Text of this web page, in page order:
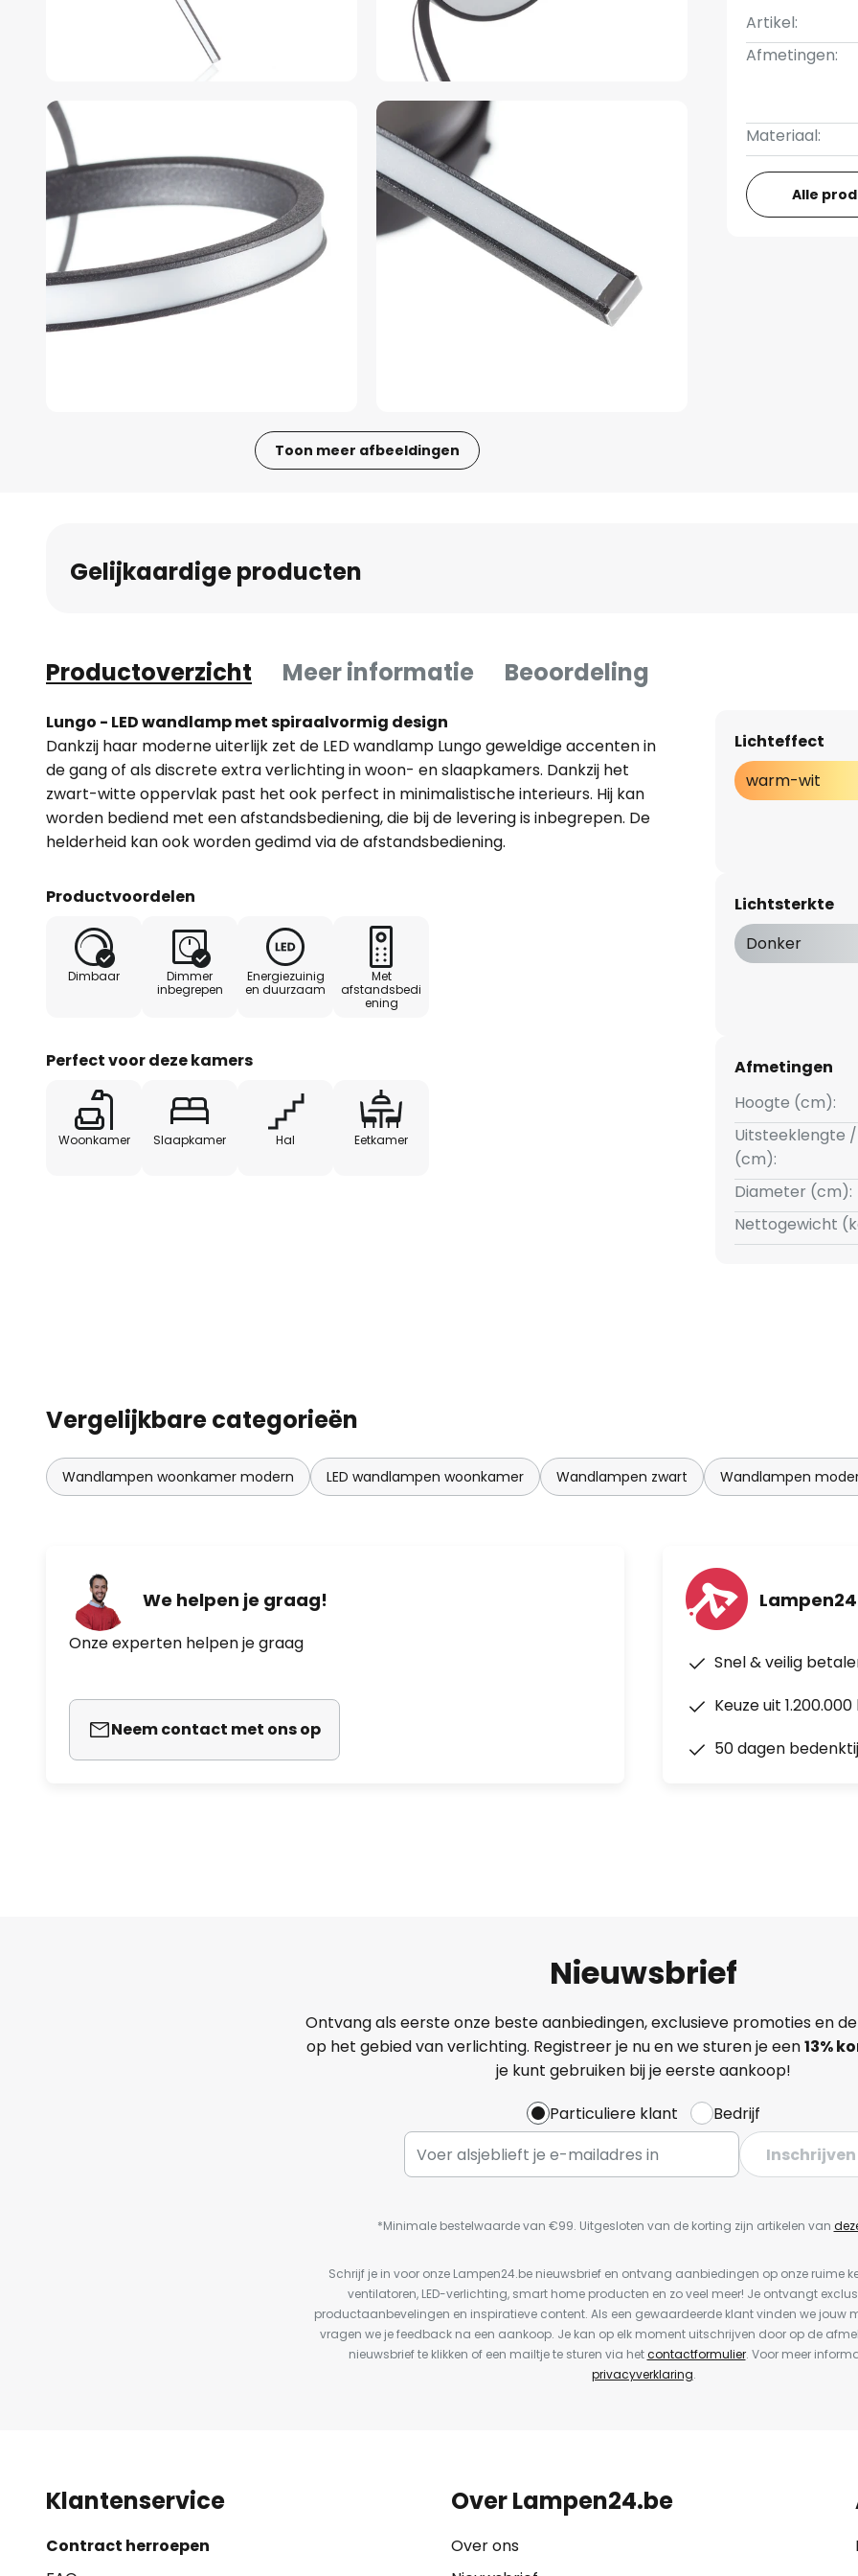
Toon meer afbeeldingen
van
Artikel:
Afmetingen:
Materiaal:
Alle
Gelijkaardige producten
Productoverzicht Meer informatie Beoordeling
Lungo - LED wandlamp met spiraalvormig design
Dankzij haar moderne uiterlijk zet de LED wandlamp Lungo geweldige accenten in
de gang of als discrete extra verlichting in woon- en slaapkamers. Dankzij het
zwart-witte oppervlak past het ook perfect in minimalistische interieurs. Hij kan
worden bediend met een afstandsbediening, die bij de levering is inbegrepen. De
helderheid kan ook worden gedimd via de afstandsbediening.
Productvoordelen
Dimbaar
Dimmer
inbegrepen
Energiezuinig
en duurzaam
Met
afstandsbedi
ening
Perfect voor deze kamers
Woonkamer Slaapkamer Hal Eetkamer
Lichteffect
warm-wit
Lichtsterkte
Donker
Afmetingen
Hoogte (cm):
Uitsteeklengte
(cm):
Diameter (cm):
Nettogewicht
Vergelijkbare categorieën
Wandlampen woonkamer modern LED wandlampen woonkamer Wandlampen zwart Wandlampen
We helpen je graag!
Onze experten helpen je graag
Neem contact met ons op
Snel & veilig
Keuze uit
50 dagen
Nieuwsbrief
Ontvang als eerste onze beste aanbiedingen, exclusieve promoties en
op het gebied van verlichting. Registreer je nu en we sturen je een13%
je kunt gebruiken bij je eerste aankoop!
Particuliere klant
Bedrijf
Inschrijven
*Minimale bestelwaarde van €99. Uitgesloten van de korting zijn artikelen van
Schrijf je in voor onze Lampen24.be nieuwsbrief en ontvang aanbiedingen op onze ruime
ventilatoren, LED-verlichting, smart home producten en zo veel meer! Je ontvangt
productaanbevelingen en inspiratieve content. Als een gewaardeerde klant vinden we jouw
vragen we je feedback na een aankoop. Je kan op elk moment uitschrijven door op de
nieuwsbrief te klikken of een mailtje te sturen via hetcontactformulier. Voor meer
privacyverklaring.
Klantenservice
Contract herroepen
Over Lampen24.be
Over ons